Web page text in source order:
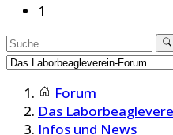
1
Forum
Das
Infos und News